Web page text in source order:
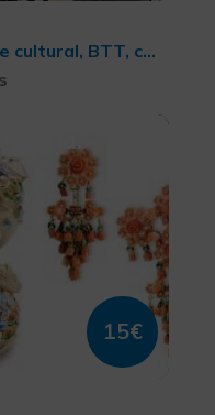
Turisme esportiu, Turisme cultural, BTT, cicloturisme i ciclisme
la!
15€